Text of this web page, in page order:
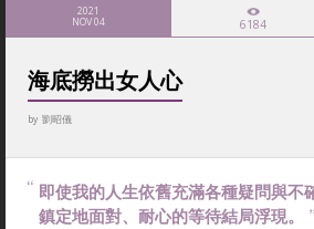
2021
NOV 04 6184
海底撈出女人心
by 劉昭儀
即使我的人生依舊充滿各種疑問與不
鎮定地面對、耐心的等待結局浮現。